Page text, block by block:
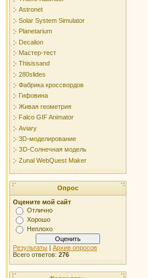
Astronet
Solar System Simulator
Planetarium
Decalion
Мастер-тест
Thisissand
280slides
Фабрика кроссвордов
Гифовина
Живая геометрия
Falco GIF Animator
Aviary
3D-моделирование
ЗD-Солнечная модель
Zunal WebQuest Maker
Опрос
Оцените мой сайт
Отлично
Хорошо
Неплохо
Результаты | Архив опросов
Всего ответов: 276